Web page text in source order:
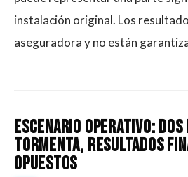
instalación original. Los
aseguradora y no están
Escenario Operativo:
Tormenta, Resultados
Opuestos